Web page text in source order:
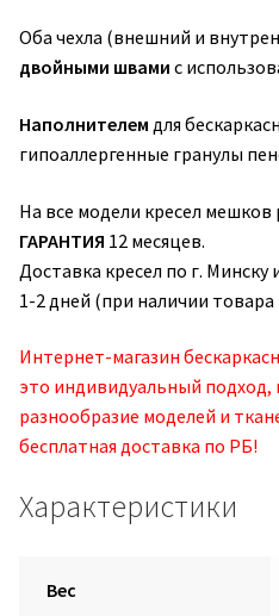
Оба чехла (внешний и
двойными швами с
Наполнителем для
гипоаллергенные гранулы
На все модели кресел мешков
ГАРАНТИЯ 12 месяцев.
Доставка кресел по г. Минску
1-2 дней (при наличии товара
Интернет-магазин
это индивидуальный
разнообразие моделей и
бесплатная доставка по РБ!
Характеристики
Вес